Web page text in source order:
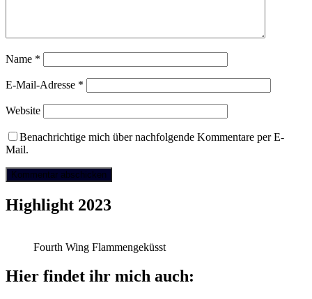
Name *
E-Mail-Adresse *
Website
Benachrichtige mich über nachfolgende Kommentare per E-
Mail.
Highlight 2023
Fourth Wing Flammengeküsst
Hier findet ihr mich auch: